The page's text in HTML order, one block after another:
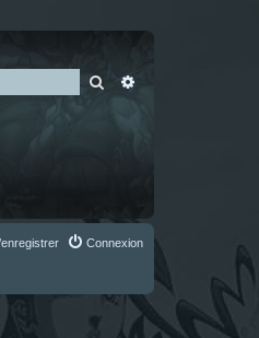
Rechercher
Connexion